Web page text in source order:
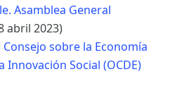
Asamblea General
abril 2023)
sobre la Economía
Innovación Social (OCDE)